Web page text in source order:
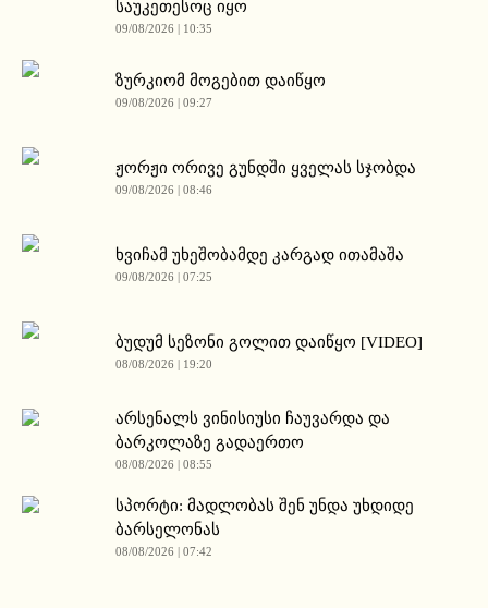
საუკეთესოც იყო
09/08/2026 | 10:35
ზურკიომ მოგებით დაიწყო
09/08/2026 | 09:27
ჟორჟი ორივე გუნდში ყველას სჯობდა
09/08/2026 | 08:46
ხვიჩამ უხეშობამდე კარგად ითამაშა
09/08/2026 | 07:25
ბუდუმ სეზონი გოლით დაიწყო [VIDEO]
08/08/2026 | 19:20
არსენალს ვინისიუსი ჩაუვარდა და
ბარკოლაზე გადაერთო
08/08/2026 | 08:55
სპორტი: მადლობას შენ უნდა უხდიდე
ბარსელონას
08/08/2026 | 07:42